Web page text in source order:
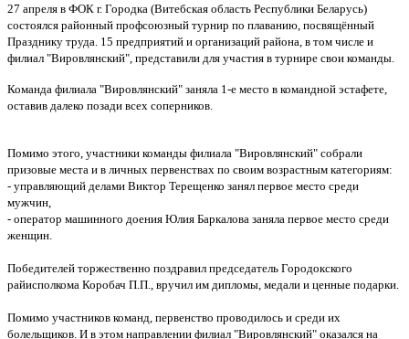
27 апреля в ФОК г. Городка (Витебская область Республики Беларусь)
состоялся районный профсоюзный турнир по плаванию, посвящённый
Празднику труда. 15 предприятий и организаций района, в том числе и
филиал "Вировлянский", представили для участия в турнире свои команды.
Команда филиала "Вировлянский" заняла 1-е место в командной эстафете,
оставив далеко позади всех соперников.
Помимо этого, участники команды филиала "Вировлянский" собрали
призовые места и в личных первенствах по своим возрастным категориям:
- управляющий делами Виктор Терещенко занял первое место среди
мужчин,
- оператор машинного доения Юлия Баркалова заняла первое место среди
женщин.
Победителей торжественно поздравил председатель Городокского
райисполкома Коробач П.П., вручил им дипломы, медали и ценные подарки.
Помимо участников команд, первенство проводилось и среди их
болельщиков. И в этом направлении филиал "Вировлянский" оказался на